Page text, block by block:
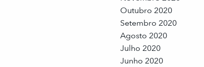
Outubro 2020
Setembro 2020
Agosto 2020
Julho 2020
Junho 2020